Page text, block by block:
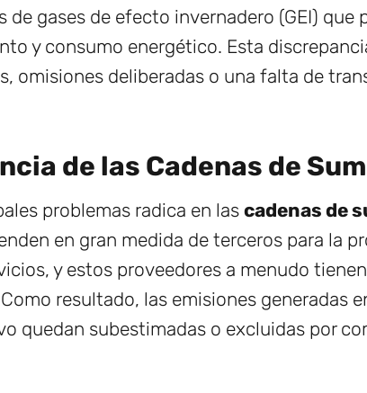
de gases de efecto invernadero (GEI) que
y consumo energético. Esta
omisiones deliberadas o una falta de
de las Cadenas de
problemas radica en lascadenas de
en gran medida de terceros para la
y estos proveedores a menudo
resultado, las emisiones generadas
quedan subestimadas o excluidas por